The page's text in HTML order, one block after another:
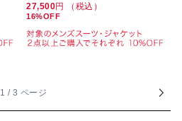
27,500円 （税込）
16%OFF
1 / 3 ページ